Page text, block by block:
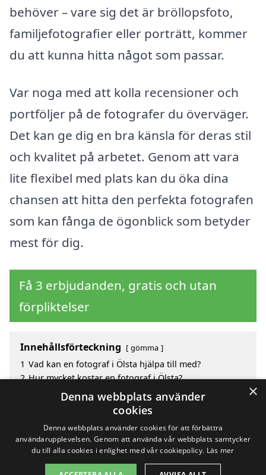
behöver – vare sig det är bröllopsfoto,
familjefotografier eller porträtt, kommer
du att kunna hitta något som passar.
Var noga med att kolla recensioner och
portföljer på de fotografer du överväger.
Det kan ge dig en bra känsla för deras stil
och kvalitet på arbetet. Genom att vara
lite flexibel med plats kan du öka dina
chansen att hitta den perfekta fotografen
som kan fånga de ögonblick som betyder
mest för dig.
Få 3 erbjudanden, gratis och utan
förpliktelser
Innehållsförteckning gömma
1 Vad kan en fotograf i Ölsta hjälpa till med?
2 Hur mycket kostar en fotograf i Ölsta?
Fördelar med att välja fotograf i Ölsta
Sök efter en skicklig fotograf i de omgivande
×
Denna webbplats använder
cookies
Denna webbplats använder cookies för att förbättra
användarupplevelsen. Genom att använda vår webbplats samtycker
du till alla cookies i enlighet med vår cookiepolicy. Läs mer